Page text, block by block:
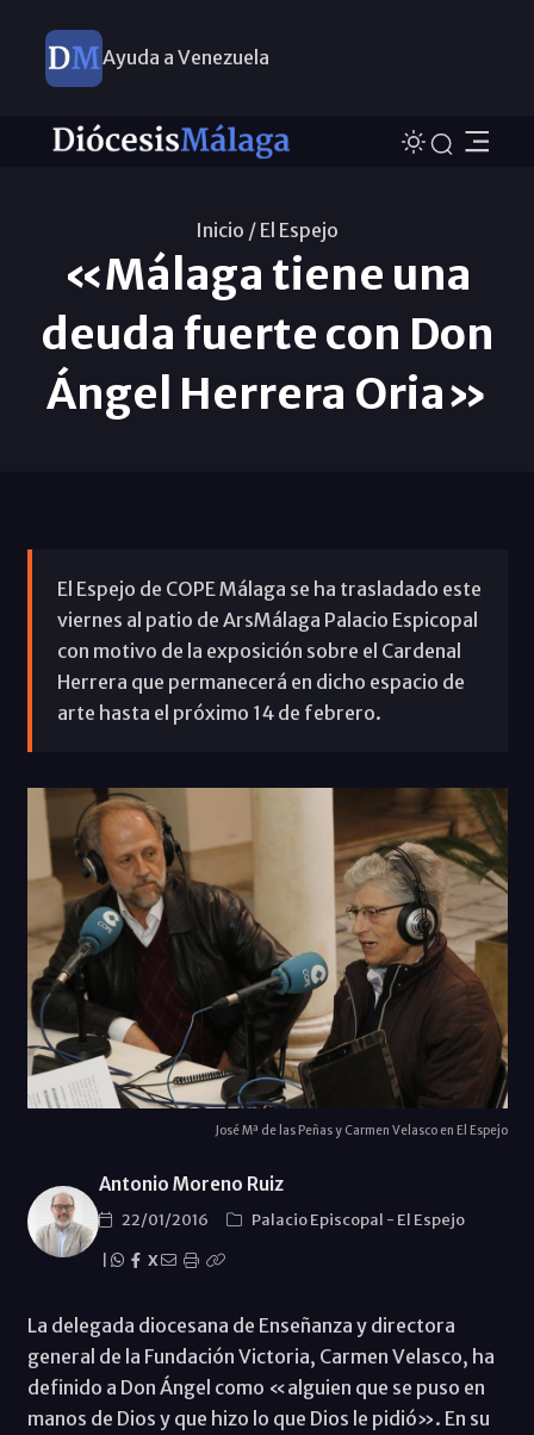
Ayuda a Venezuela
Inicio / El Espejo
«Málaga tiene una
deuda fuerte con Don
Ángel Herrera Oria»
El Espejo de COPE Málaga se ha trasladado este
viernes al patio de ArsMálaga Palacio Espicopal
con motivo de la exposición sobre el Cardenal
Herrera que permanecerá en dicho espacio de
arte hasta el próximo 14 de febrero.
José Mª de las Peñas y Carmen Velasco en El Espejo
Antonio Moreno Ruiz
22/01/2016 Palacio Episcopal - El Espejo
X
La delegada diocesana de Enseñanza y directora
general de la Fundación Victoria, Carmen Velasco, ha
definido a Don Ángel como «alguien que se puso en
manos de Dios y que hizo lo que Dios le pidió». En su